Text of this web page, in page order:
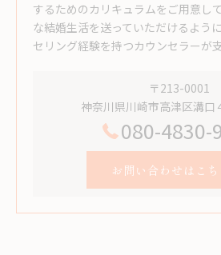
するためのカリキュラムをご用意し
な結婚生活を送っていただけるよう
セリング経験を持つカウンセラーが
〒213-0001
神奈川県川崎市高津区溝口
080-4830-
お問い合わせはこち